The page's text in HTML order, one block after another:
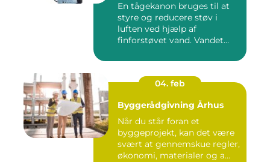
En tågekanon bruges til at
styre og reducere støv i
luften ved hjælp af
finforstøvet vand. Vandet
04. feb
Byggerådgivning Århus
Når du står foran et
byggeprojekt, kan det være
svært at gennemskue regler,
økonomi, materialer og a...